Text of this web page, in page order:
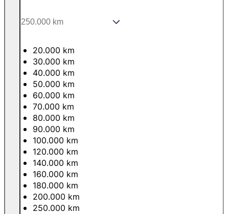
20.000 km
30.000 km
40.000 km
50.000 km
60.000 km
70.000 km
80.000 km
90.000 km
100.000 km
120.000 km
140.000 km
160.000 km
180.000 km
200.000 km
250.000 km